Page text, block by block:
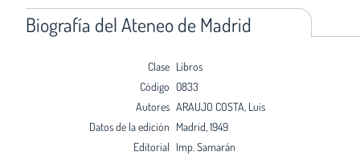
Biografía del Ateneo de Madrid
Clase Libros
Código 0833
Autores ARAUJO COSTA, Luis
Datos de la edición Madrid, 1949
Editorial Imp. Samarán